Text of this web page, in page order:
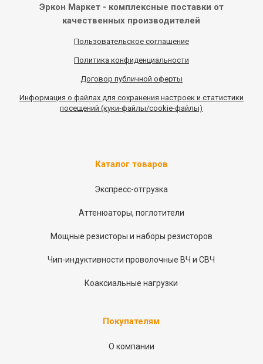
Эркон Маркет - комплексные поставки от
качественных производителей
Пользовательское соглашение
Политика конфиденциальности
Договор публичной оферты
Информация о файлах для сохранения настроек и статистики
посещений (куки-файлы/cookie-файлы)
Каталог товаров
Экспресс-отгрузка
Аттенюаторы, поглотители
Мощные резисторы и наборы резисторов
Чип-индуктивности проволочные ВЧ и СВЧ
Коаксиальные нагрузки
Покупателям
О компании